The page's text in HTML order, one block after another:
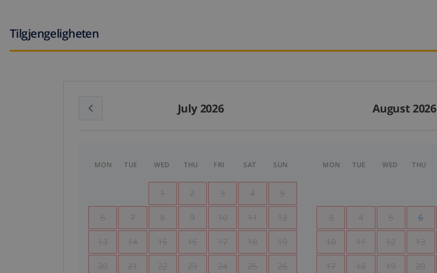
Tilgjengeligheten
July 2026 August 2026
MON TUE WED THU FRI SAT SUN
1 2 3 4 5
6 7 8 9 10 11 12
13 14 15 16 17 18 19
20 21 22 23 24 25 26
MON TUE WED THU
3 4 5 6
10 11 12 13
17 18 19 20